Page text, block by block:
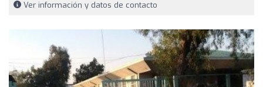
Ver información y datos de contacto